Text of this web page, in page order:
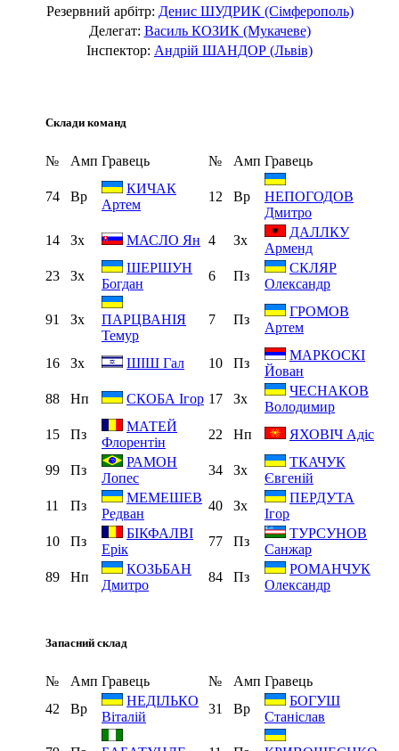
Резервний арбітр: Денис ШУДРИК (Сімферополь)
Делегат: Василь КОЗИК (Мукачеве)
Інспектор: Андрій ШАНДОР (Львів)
Склади команд
№ Амп Гравець № Амп Гравець
74 Вр
КИЧАК
Артем
12 Вр
НЕПОГОДОВ
Дмитро
14
Зх МАСЛО Ян 4 Зх
ДАЛЛКУ
Арменд
23
Зх
ШЕРШУН
Богдан
6 Пз
СКЛЯР
Олександр
91 Зх
ПАРЦВАНІЯ
Темур
7 Пз
ГРОМОВ
Артем
16 Зх ШІШ Гал 10 Пз
МАРКОСКІ
Йован
88
Нп СКОБА Ігор 17 Зх
ЧЕСНАКОВ
Володимир
15
Пз
МАТЕЙ
Флорентін
22 Нп ЯХОВІЧ Адіс
99 Пз
РАМОН
Лопес
34 Зх
ТКАЧУК
Євгеній
11
Пз
МЕМЕШЕВ
Редван
40 Зх
ПЕРДУТА
Ігор
10
Пз
БІКФАЛВІ
Ерік
77 Пз
ТУРСУНОВ
Санжар
89
Нп
КОЗЬБАН
Дмитро
84 Пз
РОМАНЧУК
Олександр
Запасний склад
№ Амп Гравець № Амп Гравець
42
Вр
НЕДІЛЬКО
Віталій
31 Вр
БОГУШ
Станіслав